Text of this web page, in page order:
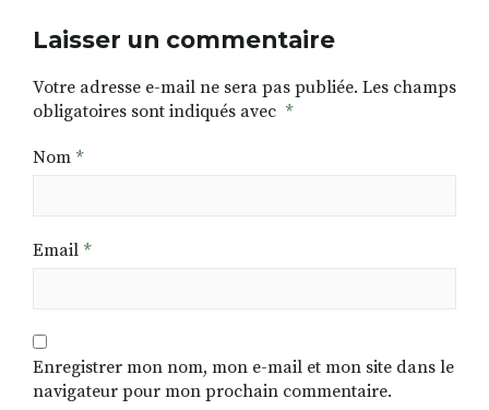
Laisser un commentaire
Votre adresse e-mail ne sera pas publiée. Les champs
obligatoires sont indiqués avec *
Nom *
Email *
Enregistrer mon nom, mon e-mail et mon site dans le
navigateur pour mon prochain commentaire.